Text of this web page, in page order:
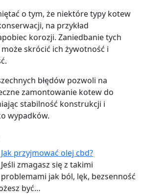
o tym, że niektóre typy kotew
na przykład
korozji. Zaniedbanie tych
skrócić ich żywotność i
błędów pozwoli na
zamontowanie kotew do
stabilność konstrukcji i
wypadków.
Jak przyjmować olej cbd?
Jeśli zmagasz się z takimi
problemami jak ból, lęk, bezsenność
być…